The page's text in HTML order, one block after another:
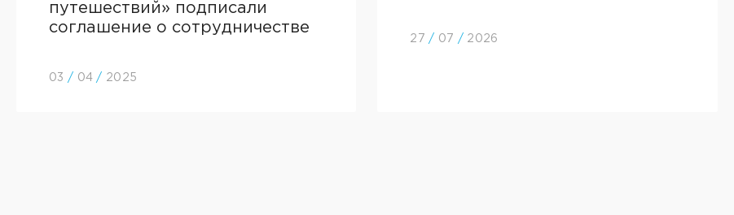
путешествий» подписали
соглашение о сотрудничестве
03 / 04 / 2025
27 / 07 / 2026